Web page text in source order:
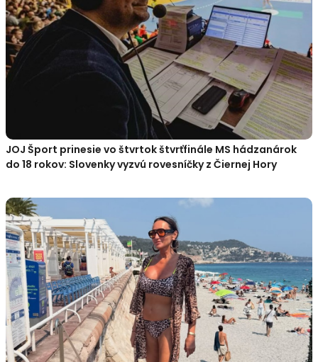
JOJ Šport prinesie vo štvrtok štvrťfinále MS hádzanárok
do 18 rokov: Slovenky vyzvú rovesníčky z Čiernej Hory